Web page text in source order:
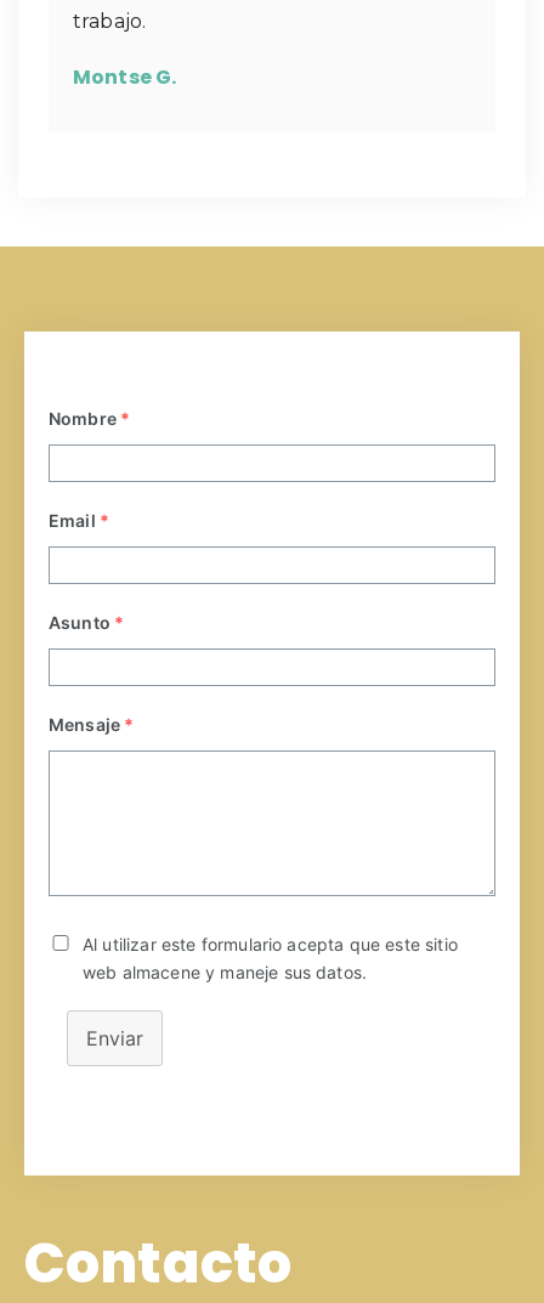
trabajo.
Montse G.
Nombre *
Email *
Asunto *
Mensaje *
Al utilizar este formulario acepta que este sitio
web almacene y maneje sus datos.
Enviar
Contacto